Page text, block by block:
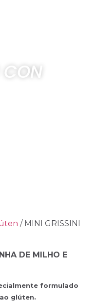
/ MINI GRISSINI
DE MILHO E
formulado
glúten.